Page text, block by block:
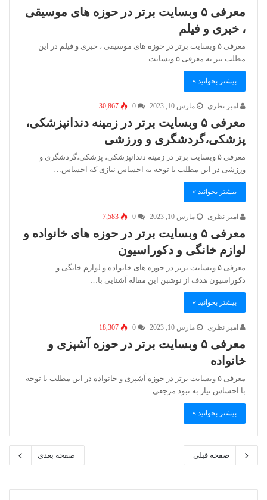
معرفی ۵ وبسایت برتر در حوزه های موسیقی
، خبری و فیلم
معرفی ۵ وبسایت برتر در حوزه های موسیقی ، خبری و فیلم در این
مطلب نیز به معرفی ۵ وبسایت…
بیشتر بخوانید »
امیر نظری مارس 10, 2023 30,867
معرفی ۵ وبسایت برتر در زمینه دندانپزشکی،
پزشکی،گردشگری و ورزشی
معرفی ۵ وبسایت برتر در زمینه دندانپزشکی، پزشکی،گردشگری و
ورزشی در این مطلب با توجه به احساس نیازی که احساس…
بیشتر بخوانید »
امیر نظری مارس 10, 2023 7,583
معرفی ۵ وبسایت برتر در حوزه های خانواده و
لوازم خانگی و دکوراسیون
معرفی ۵ وبسایت برتر در حوزه های خانواده و لوازم خانگی و
دکوراسیون هدف از نوشبن این مقاله آشنایی با…
بیشتر بخوانید »
امیر نظری مارس 10, 2023 18,307
معرفی ۵ وبسایت برتر در حوزه آشپزی و
خانواده
معرفی ۵ وبسایت برتر در حوزه آشپزی و خانواده در این مطلب با توجه
با احساس نیاز به نبود مرجعی…
بیشتر بخوانید »
صفحه قبلی صفحه بعدی